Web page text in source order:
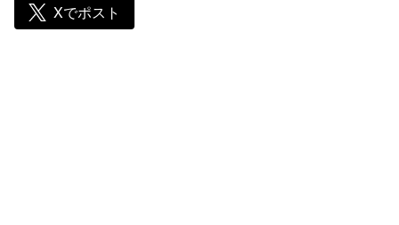
Xでポスト